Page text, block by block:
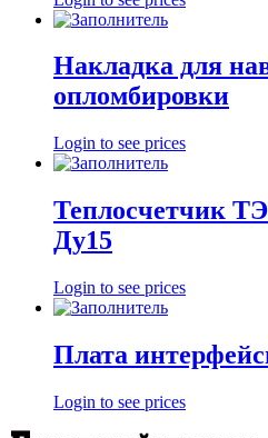
Накладка для
опломбировки
Login to see prices
Теплосчетчик
Ду15
Login to see prices
Плата
Login to see prices